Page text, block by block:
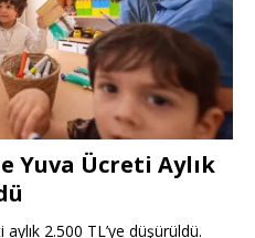
Yuva Ücreti Aylık
2.500 TL’ye düşürüldü.